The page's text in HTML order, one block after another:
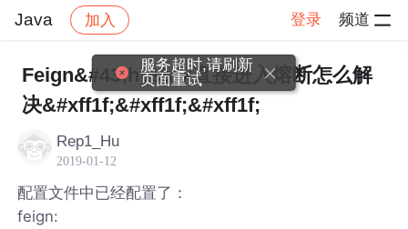
Java 加入 登录 频道
社区 Java 帖子详情
Feign&#43;hystrix直接进入熔断怎么解
决&#xff1f;&#xff1f;&#xff1f;
Rep1_Hu
2019-01-12
配置文件中已经配置了：
feign:
服务超时,请刷新
页面重试